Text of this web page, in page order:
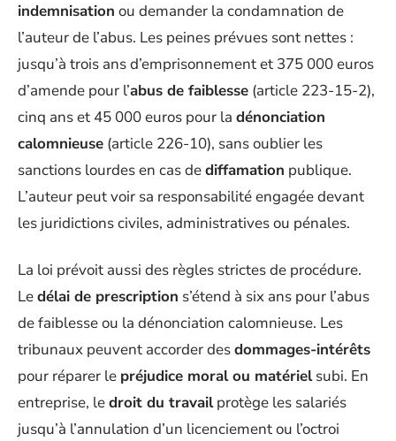
indemnisation ou demander la condamnation de
l’auteur de l’abus. Les peines prévues sont nettes :
jusqu’à trois ans d’emprisonnement et 375 000 euros
d’amende pour l’abus de faiblesse (article 223-15-2),
cinq ans et 45 000 euros pour la dénonciation
calomnieuse (article 226-10), sans oublier les
sanctions lourdes en cas dediffamation publique.
L’auteur peut voir sa responsabilité engagée devant
les juridictions civiles, administratives ou pénales.
La loi prévoit aussi des règles strictes de procédure.
Ledélai de prescription s’étend à six ans pour l’abus
de faiblesse ou la dénonciation calomnieuse. Les
tribunaux peuvent accorder desdommages-intérêts
pour réparer le préjudice moral ou matérielsubi. En
entreprise, ledroit du travailprotège les salariés
jusqu’à l’annulation d’un licenciement ou l’octroi